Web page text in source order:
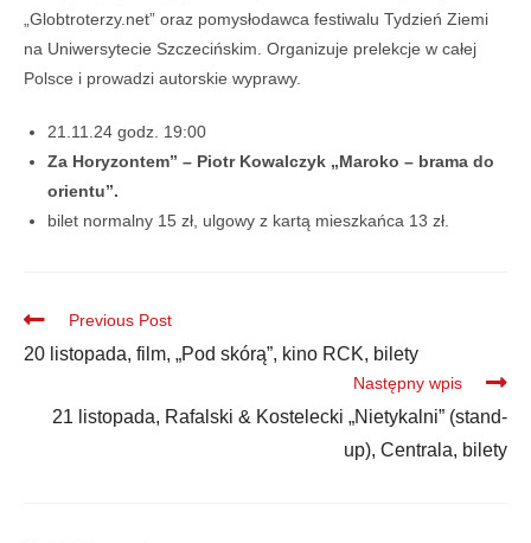
„Globtroterzy.net” oraz pomysłodawca festiwalu Tydzień Ziemi
na Uniwersytecie Szczecińskim. Organizuje prelekcje w całej
Polsce i prowadzi autorskie wyprawy.
21.11.24 godz. 19:00
Za Horyzontem” – Piotr Kowalczyk „Maroko – brama do
orientu”.
bilet normalny 15 zł, ulgowy z kartą mieszkańca 13 zł.
Previous Post
20 listopada, film, „Pod skórą”, kino RCK, bilety
Następny wpis
21 listopada, Rafalski & Kostelecki „Nietykalni” (stand-
up), Centrala, bilety